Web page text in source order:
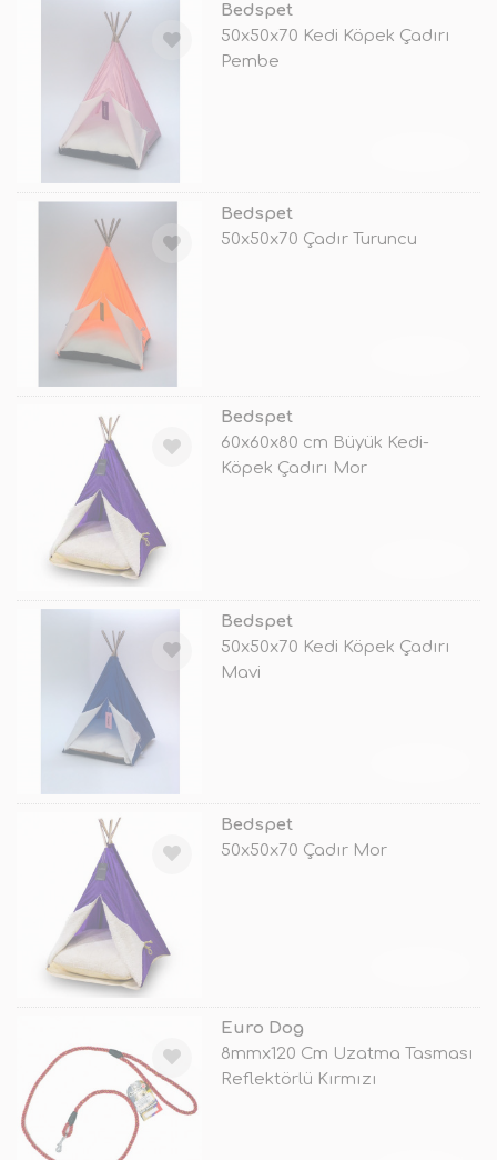
Bedspet
50x50x70 Kedi Köpek Çadırı
Pembe
Bedspet
50x50x70 Çadır Turuncu
Bedspet
60x60x80 cm Büyük Kedi-
Köpek Çadırı Mor
Bedspet
50x50x70 Kedi Köpek Çadırı
Mavi
Bedspet
50x50x70 Çadır Mor
Euro Dog
8mmx120 Cm Uzatma Tasması
Reflektörlü Kırmızı